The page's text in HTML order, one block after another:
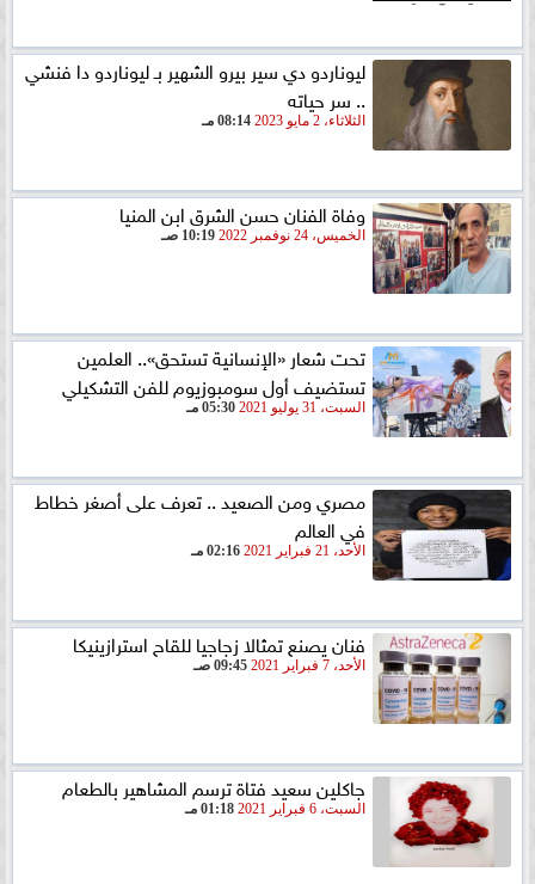
ليوناردو دي سير بيرو الشهير بـ ليوناردو دا فنشي
.. سر حياته
الثلاثاء، 2 مايو 2023 08:14 مـ
وفاة الفنان حسن الشرق ابن المنيا
الخميس، 24 نوفمبر 2022 10:19 صـ
تحت شعار «الإنسانية تستحق».. العلمين
تستضيف أول سومبوزيوم للفن التشكيلي
السبت، 31 يوليو 2021 05:30 مـ
مصري ومن الصعيد .. تعرف على أصغر خطاط
في العالم
الأحد، 21 فبراير 2021 02:16 مـ
فنان يصنع تمثالا زجاجيا للقاح استرازينيكا
الأحد، 7 فبراير 2021 09:45 صـ
جاكلين سعيد فتاة ترسم المشاهير بالطعام
السبت، 6 فبراير 2021 01:18 مـ